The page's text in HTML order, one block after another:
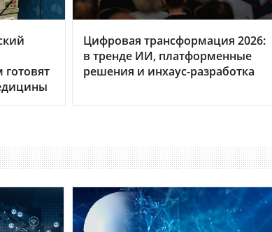
Цифровая трансформация 2026:
в тренде ИИ, платформенные
решения и инхаус-разработка